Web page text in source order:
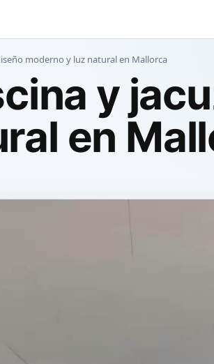
moderno y luz natural en Mallorca
y
en